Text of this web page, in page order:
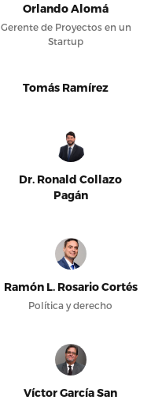
Orlando Alomá
Gerente de Proyectos en un
Startup
Tomás Ramírez
Dr. Ronald Collazo
Pagán
Ramón L. Rosario Cortés
Política y derecho
Víctor García San